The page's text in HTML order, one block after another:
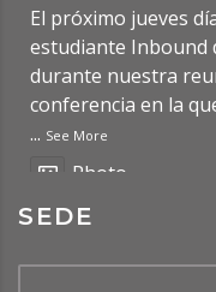
El próximo jueves
estudiante Inbound
durante nuestra
conferencia en la
... See More
Photo
Ver en Facebook
SEDE